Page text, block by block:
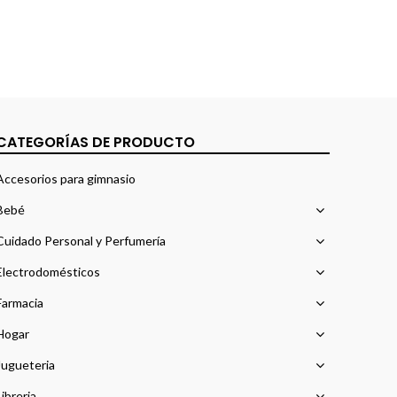
DE PRODUCTO
para gimnasio
Personal y Perfumería